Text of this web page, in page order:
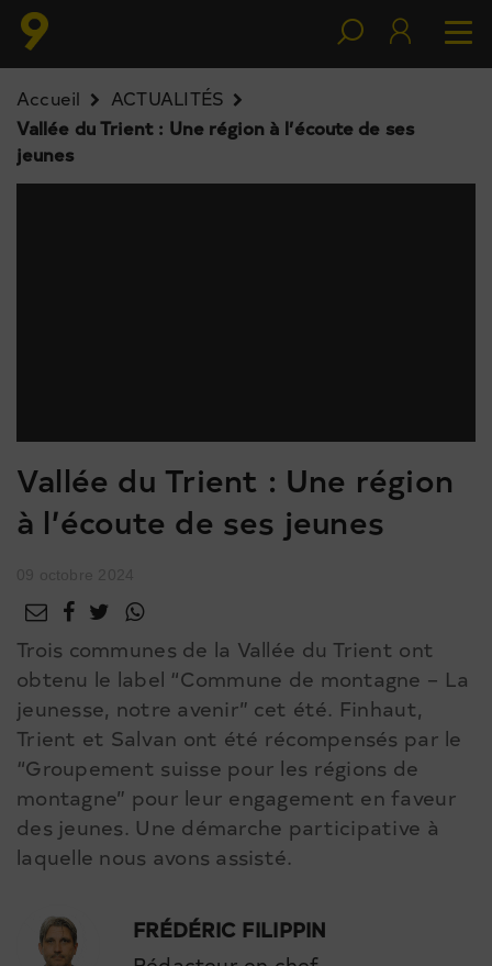
Accueil
ACTUALITÉS
Vallée du Trient : Une région à l’écoute de ses
jeunes
Vallée du Trient : Une région
à l’écoute de ses jeunes
Trois communes de la Vallée du Trient ont
obtenu le label “Commune de montagne – La
jeunesse, notre avenir” cet été. Finhaut,
Trient et Salvan ont été récompensés par le
“Groupement suisse pour les régions de
montagne” pour leur engagement en faveur
des jeunes. Une démarche participative à
laquelle nous avons assisté.
FRÉDÉRIC FILIPPIN